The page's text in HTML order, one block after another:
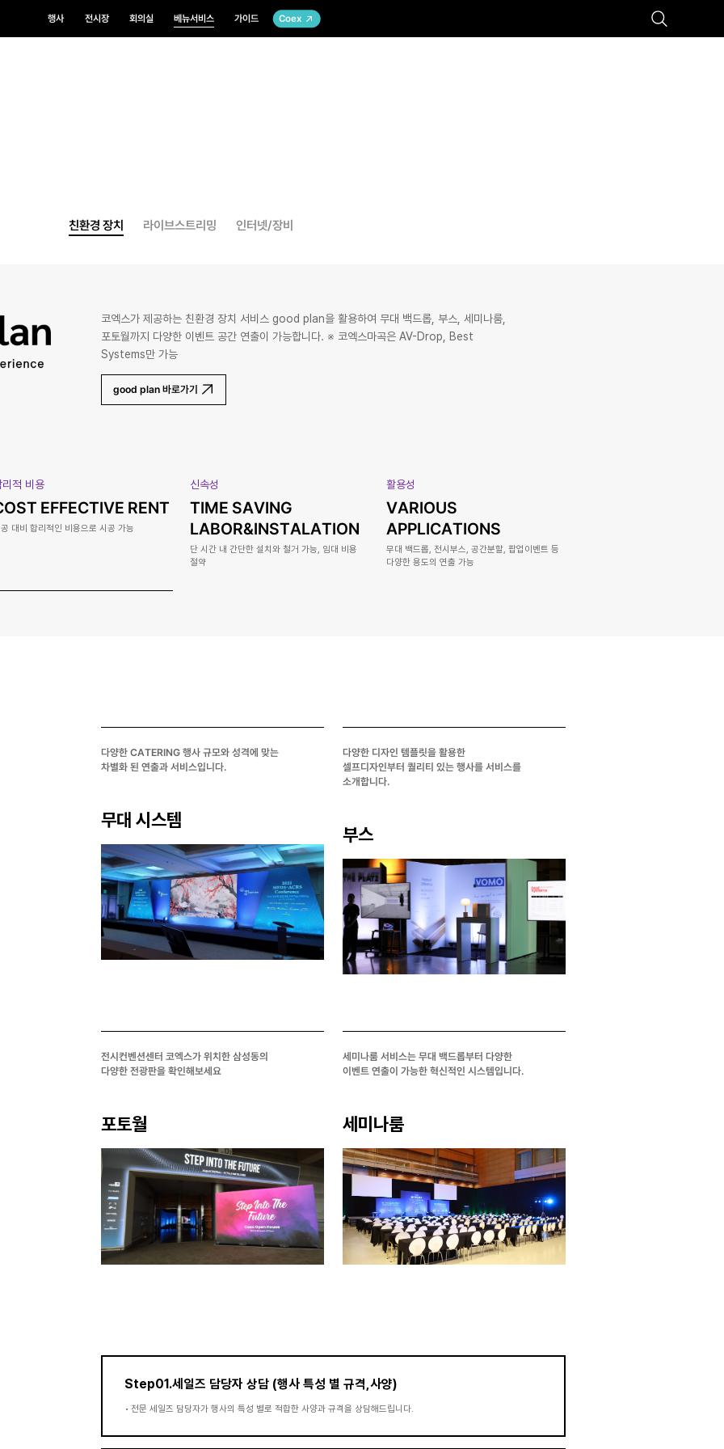
행사 전시장 회의실 베뉴서비스 가이드 Coex
친환경 장치 라이브스트리밍 인터넷/장비
코엑스가 제공하는 친환경 장치 서비스 good plan을 활용하여 무대 백드롭, 부스, 세미나룸,
포토월까지 다양한 이벤트 공간 연출이 가능합니다. ※ 코엑스마곡은 AV-Drop, Best
Systems만 가능
good plan 바로가기
리적 비용
EFFECTIVE RENT
대비 합리적인 비용으로 시공 가능
신속성
TIME SAVING
LABOR&INSTALATION
단 시간 내 간단한 설치와 철거 가능, 임대 비용
절약
활용성
VARIOUS
APPLICATIONS
무대 백드롭, 전시부스, 공간분할, 팝업이벤트 등
다양한 용도의 연출 가능
다양한 CATERING 행사 규모와 성격에 맞는
차별화 된 연출과 서비스입니다.
무대 시스템
다양한 디자인 템플릿을 활용한
셀프디자인부터 퀄리티 있는 행사를 서비스를
소개합니다.
부스
전시컨벤션센터 코엑스가 위치한 삼성동의
다양한 전광판을 확인해보세요
포토월
세미나룸 서비스는 무대 백드롭부터 다양한
이벤트 연출이 가능한 혁신적인 시스템입니다.
세미나룸
Step01.세일즈 담당자 상담 (행사 특성 별 규격,사양)
• 전문 세일즈 담당자가 행사의 특성 별로 적합한 사양과 규격을 상담해드립니다.